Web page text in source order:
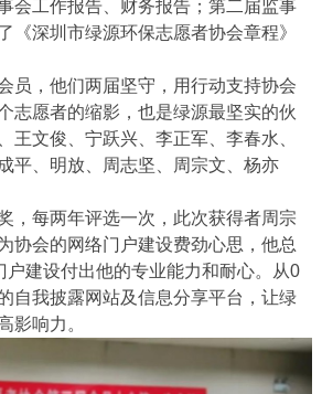
会工作报告、财务报告；第二届监事
《深圳市绿源环保志愿者协会章程》
员，他们两届坚守，用行动支持协会
志愿者的缩影，也是绿源最坚实的伙
王文俊、宁跃兴、李正军、李春水、
平、明放、周志坚、周宗文、杨亦
，每两年评选一次，此次获得者周宗
协会的网络门户建设费劲心思，他总
户建设付出他的专业能力和耐心。从0
自我披露网站及信息分享平台，让绿
影响力。